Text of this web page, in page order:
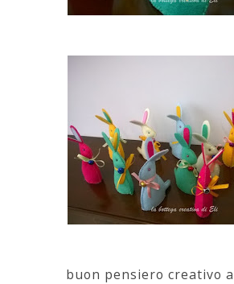
buon pensiero creativo